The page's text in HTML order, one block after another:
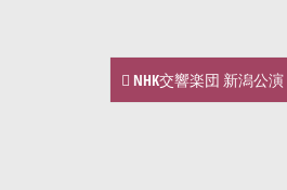
PNHK交響楽団 新潟公演